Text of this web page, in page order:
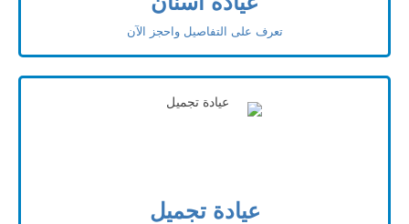
تعرف على التفاصيل واحجز الآن
عيادة تجميل